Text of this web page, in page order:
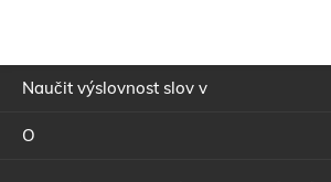
Naučit výslovnost slov v
O